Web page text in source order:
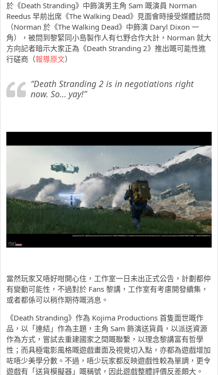
於《Death Stranding》中飾演男主角 Sam 嘅演員 Norman
Reedus 早前出席《The Walking Dead》見面會時接受媒體訪問
（Norman 於《The Walking Dead》中飾演 Daryl Dixon 一
角），被問到黎緊同小島製作人有乜野合作大計，Norman 就大
方向記者暗示大家正為《Death Stranding 2》推出嘅可能性進
行磋商（報導原文）
“Death Stranding 2 is in negotiations right
now. So… yay!”
當然玩家又唔好咁開心住，工作室一日未出正式公告，計劃都仲
有變動可能性，不過對於 Fans 黎講，工作室有考慮開發續集，
或者都係可以稍作期待嘅消息。
《Death Stranding》作為 Kojima Productions 首隻面世嘅作
品，以「連結」作為主題，主角 Sam 飾演送貨員，以派送資源
作為方式，嘗試去重建國家之間嘅聯繫，以理念黎講富有哲學
性；而具極電影風格嘅遊戲畫面及視覺切入點，亦都為遊戲增加
咗唔少美學分數。不過，唔少玩家都反映遊戲性較為單調，更令
遊戲有「送貨模擬器」嘅稱號，因此遊戲整體評價反差頗大。